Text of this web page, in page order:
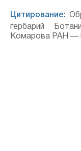
Цитирование:
гербарий
Комарова РАН —